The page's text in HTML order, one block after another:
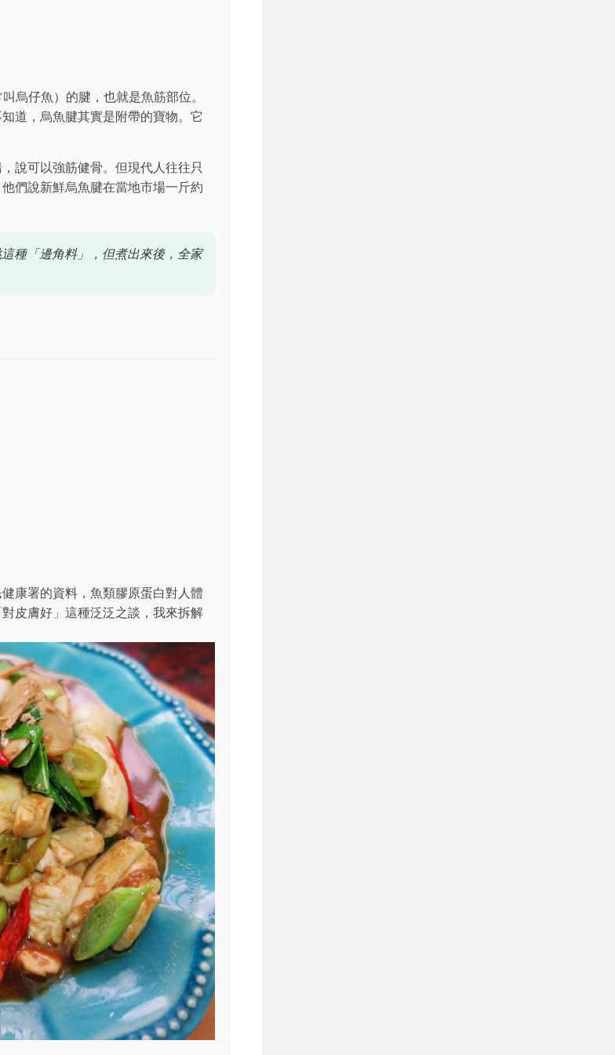
烏仔魚）的腱，也就是魚筋部位。
道，烏魚腱其實是附帶的寶物。它
說可以強筋健骨。但現代人往往只
們說新鮮烏魚腱在當地市場一斤約
種「邊角料」，但煮出來後，全家
康署的資料，魚類膠原蛋白對人體
皮膚好」這種泛泛之談，我來拆解